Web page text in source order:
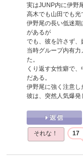
実はJUNP内に伊野
高木でも山田でも光
伊野尾の長い低迷
があるが
でも、彼を許さず、
当時グループ内有
た。
くり返す女性癖で
だある。
伊野尾に強く注意し
彼は、突然人気爆発
それな！ 17